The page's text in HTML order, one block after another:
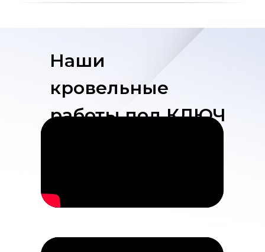
Наши
кровельные
работы под КЛЮЧ